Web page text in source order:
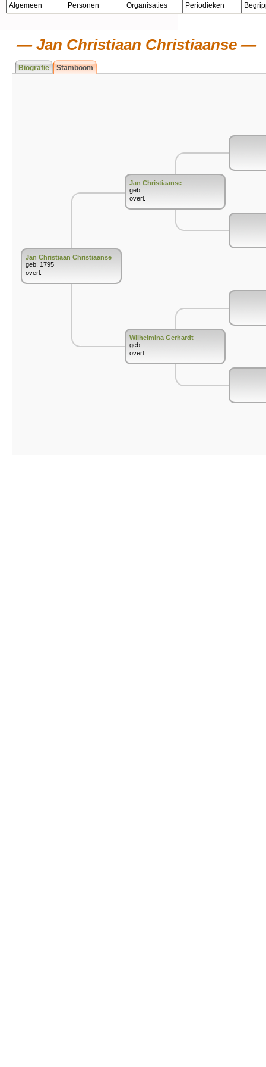
Algemeen Personen Organisaties Periodieken
Jan Christiaan Christiaanse
Biografie Stamboom
Jan Christiaan Christiaanse
geb. 1795
overl.
Jan Christiaanse
geb.
overl.
Wilhelmina Gerhardt
geb.
overl.